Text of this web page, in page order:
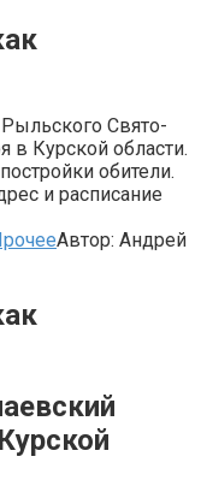
Свято-
в Курской области.
обители.
и расписание
Автор: Андрей